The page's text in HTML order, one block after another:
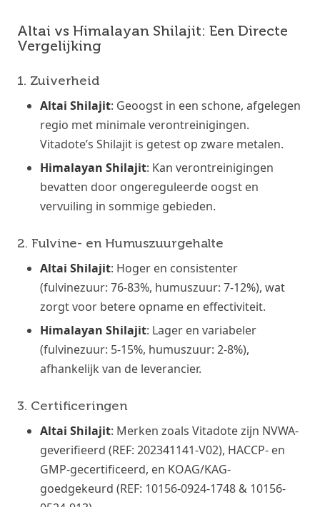
Altai vs Himalayan Shilajit: Een Directe
Vergelijking
1. Zuiverheid
Altai Shilajit: Geoogst in een schone, afgelegen
regio met minimale verontreinigingen.
Vitadote’s Shilajit is getest op zware metalen.
Himalayan Shilajit: Kan verontreinigingen
bevatten door ongereguleerde oogst en
vervuiling in sommige gebieden.
2. Fulvine- en Humuszuurgehalte
Altai Shilajit: Hoger en consistenter
(fulvinezuur: 76-83%, humuszuur: 7-12%), wat
zorgt voor betere opname en effectiviteit.
Himalayan Shilajit: Lager en variabeler
(fulvinezuur: 5-15%, humuszuur: 2-8%),
afhankelijk van de leverancier.
3. Certificeringen
Altai Shilajit: Merken zoals Vitadote zijn NVWA-
geverifieerd (REF: 202341141-V02), HACCP- en
GMP-gecertificeerd, en KOAG/KAG-
goedgekeurd (REF: 10156-0924-1748 & 10156-